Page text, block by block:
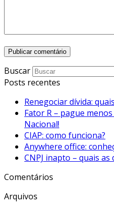
Buscar
Posts recentes
Renegociar dívida:
Fator R – pague
Nacional!
CIAP: como funciona?
Anywhere office:
CNPJ inapto – quais as
Comentários
Arquivos